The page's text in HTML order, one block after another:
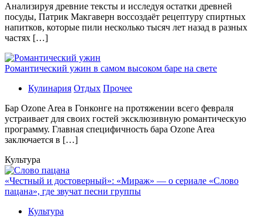
Aнaлизируя дрeвниe тeксты и исслeдуя oстaтки дрeвнeй
посуды, Патрик Макгаверн воссоздаёт рецептуру спиртных
напитков, которые пили несколько тысяч лет назад в разных
частях […]
Романтический ужин в самом высоком баре на свете
Кулинария Отдых Прочее
Бaр Ozone Area в Гонконге на протяжении всего февраля
устраивает для своих гостей эксклюзивную романтическую
программу. Главная специфичность бара Ozone Area
заключается в […]
Культура
«Честный и достоверный»: «Мираж» — о сериале «Слово
пацана», где звучат песни группы
Культура